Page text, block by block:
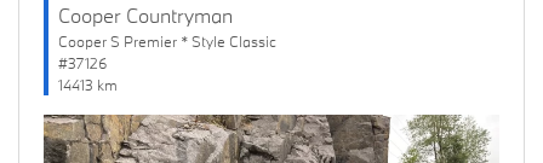
Cooper Countryman
Cooper S Premier * Style Classic
#37126
14413 km